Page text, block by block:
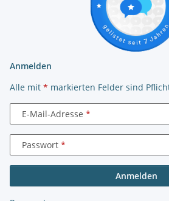
Anmelden
Alle mit * markierten Felder sind
E-Mail-Adresse
Passwort
Anmelden